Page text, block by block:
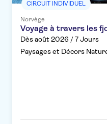
CIRCUIT INDIVIDUEL
Norvège
Voyage à travers les
Dès août 2026 / 7 Jours
Paysages et Décors